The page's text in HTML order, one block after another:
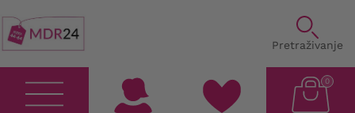
Pretraživanje
0